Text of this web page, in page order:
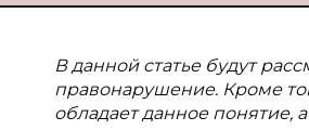
В данной статье будут
правонарушение. Кроме
обладает данное понятие,